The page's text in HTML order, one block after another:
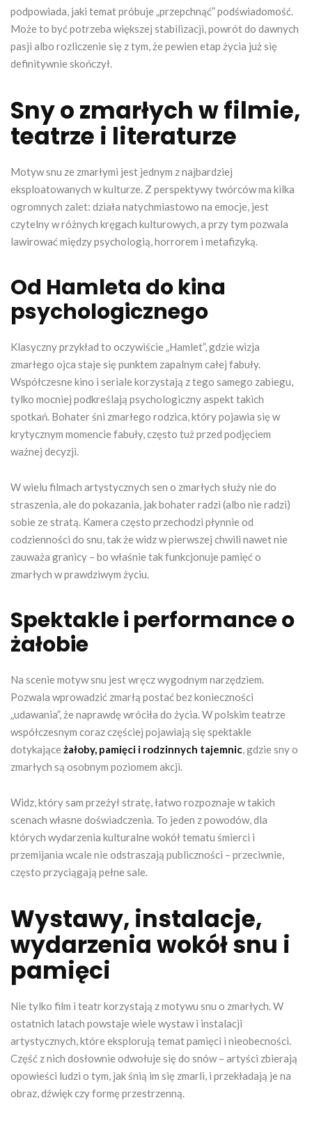
podpowiada, jaki temat próbuje „przepchnąć” podświadomość.
Może to być potrzeba większej stabilizacji, powrót do dawnych
pasji albo rozliczenie się z tym, że pewien etap życia już się
definitywnie skończył.
Sny o zmarłych w filmie,
teatrze i literaturze
Motyw snu ze zmarłymi jest jednym z najbardziej
eksploatowanych w kulturze. Z perspektywy twórców ma kilka
ogromnych zalet: działa natychmiastowo na emocje, jest
czytelny w różnych kręgach kulturowych, a przy tym pozwala
lawirować między psychologią, horrorem i metafizyką.
Od Hamleta do kina
psychologicznego
Klasyczny przykład to oczywiście „Hamlet”, gdzie wizja
zmarłego ojca staje się punktem zapalnym całej fabuły.
Współczesne kino i seriale korzystają z tego samego zabiegu,
tylko mocniej podkreślają psychologiczny aspekt takich
spotkań. Bohater śni zmarłego rodzica, który pojawia się w
krytycznym momencie fabuły, często tuż przed podjęciem
ważnej decyzji.
W wielu filmach artystycznych sen o zmarłych służy nie do
straszenia, ale do pokazania, jak bohater radzi (albo nie radzi)
sobie ze stratą. Kamera często przechodzi płynnie od
codzienności do snu, tak że widz w pierwszej chwili nawet nie
zauważa granicy – bo właśnie tak funkcjonuje pamięć o
zmarłych w prawdziwym życiu.
Spektakle i performance o
żałobie
Na scenie motyw snu jest wręcz wygodnym narzędziem.
Pozwala wprowadzić zmarłą postać bez konieczności
„udawania”, że naprawdę wróciła do życia. W polskim teatrze
współczesnym coraz częściej pojawiają się spektakle
dotykająceżałoby, pamięci i rodzinnych tajemnic , gdzie sny o
zmarłych są osobnym poziomem akcji.
Widz, który sam przeżył stratę, łatwo rozpoznaje w takich
scenach własne doświadczenia. To jeden z powodów, dla
których wydarzenia kulturalne wokół tematu śmierci i
przemijania wcale nie odstraszają publiczności – przeciwnie,
często przyciągają pełne sale.
Wystawy, instalacje,
wydarzenia wokół snu i
pamięci
Nie tylko film i teatr korzystają z motywu snu o zmarłych. W
ostatnich latach powstaje wiele wystaw i instalacji
artystycznych, które eksplorują temat pamięci i nieobecności.
Część z nich dosłownie odwołuje się do snów – artyści zbierają
opowieści ludzi o tym, jak śnią im się zmarli, i przekładają je na
obraz, dźwięk czy formę przestrzenną.